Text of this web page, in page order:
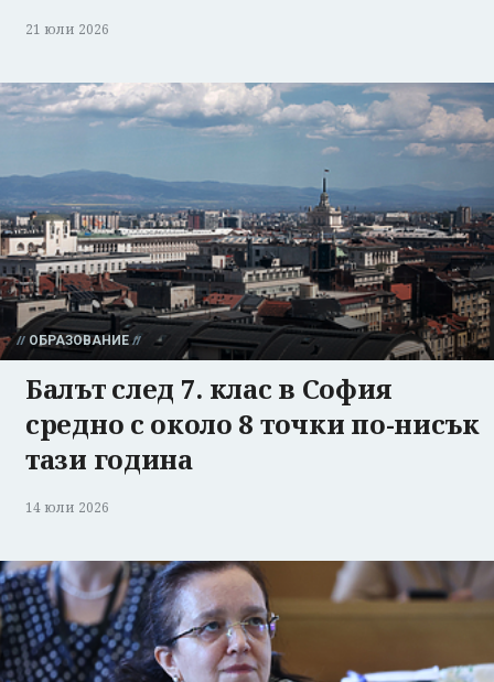
21 юли 2026
ОБРАЗОВАНИЕ
Балът след 7. клас в София
средно с около 8 точки по-нисък
тази година
14 юли 2026